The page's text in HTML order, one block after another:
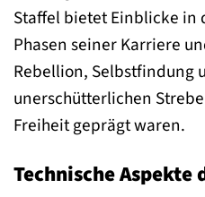
Staffel bietet Einblicke in
Phasen seiner Karriere
Rebellion, Selbstfindung
unerschütterlichen
Freiheit geprägt waren.
Technische